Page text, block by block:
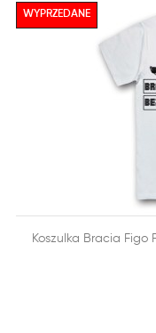
DODAJ DO
Koszulka Bracia Figo
WYPRZEDANE